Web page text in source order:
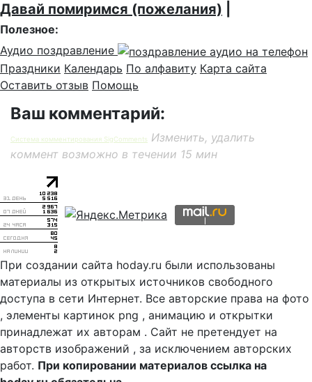
Давай помиримся (пожелания)
Полезное:
Аудио поздравление
Праздники Календарь По алфавиту Карта сайта
Оставить отзыв Помощь
Ваш комментарий:
Система комментирования SigComments
Изменить, удалить
коммент возможно в течении 15 мин
При создании сайта hoday.ru были использованы
материалы из открытых источников свободного
доступа в сети Интернет. Все авторские права на фото
, элементы картинок png , анимацию и открытки
принадлежат их авторам . Сайт не претендует на
авторств изображений , за исключением авторских
работ. При копировании материалов ссылка на